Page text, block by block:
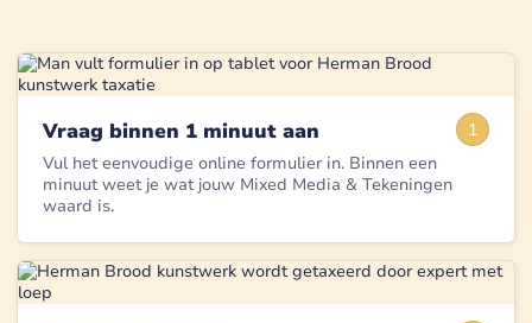
1
Vraag binnen 1 minuut aan
Vul het eenvoudige online formulier in. Binnen een
minuut weet je wat jouw Mixed Media & Tekeningen
waard is.